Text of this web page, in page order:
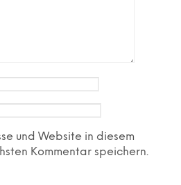
und Website in diesem
Kommentar speichern.